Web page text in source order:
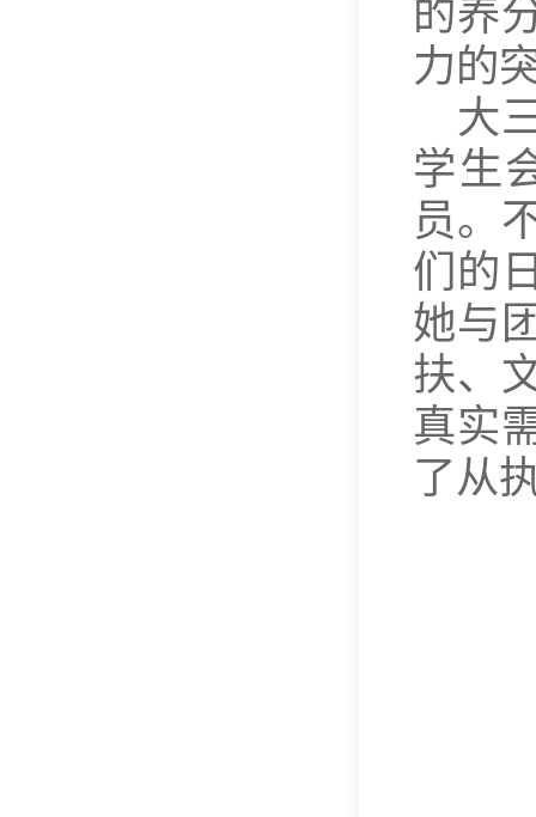
的养
力的
大
学生
员。
们的
她与
扶、
真实
了从